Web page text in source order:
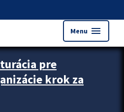
Menu menu
pre
krok za